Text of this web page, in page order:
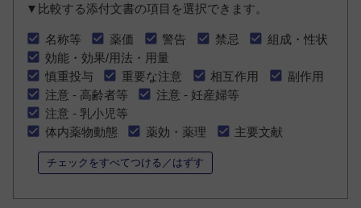
▼比較する添付文書の項目を選択できます。
名称等 薬価 警告 禁忌
組成・性状
効能・効果/用法・用量
慎重投与
重要な注意 相互作用
副作用
注意 - 高齢者等
注意 - 妊産婦等
注意 - 乳小児等
体内薬物動態
薬効・薬理 主要文献
チェックをすべてつける／はずす